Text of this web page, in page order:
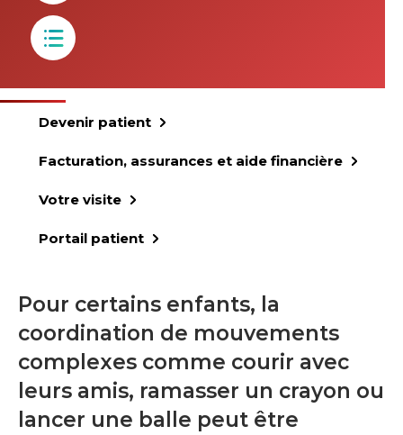
Devenir patient
Facturation, assurances et aide financière
Votre visite
Portail patient
Pour certains enfants, la
coordination de mouvements
complexes comme courir avec
leurs amis, ramasser un crayon ou
lancer une balle peut être